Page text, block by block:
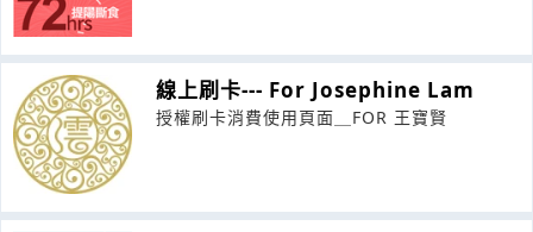
線上刷卡--- For Josephine Lam
授權刷卡消費使用頁面＿FOR 王寶賢